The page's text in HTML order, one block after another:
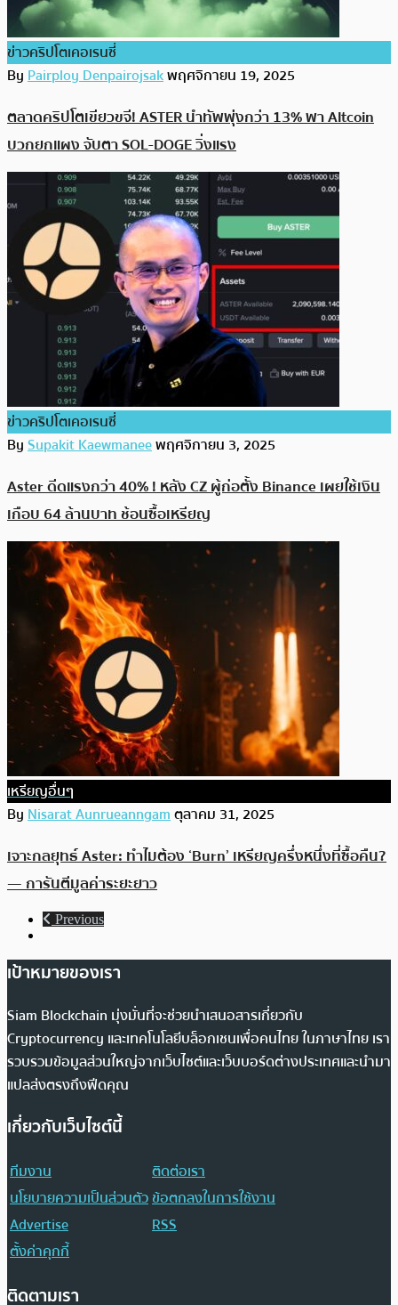
ข่าวคริปโตเคอเรนซี่
ByPairploy Denpairojsakพฤศจิกายน 19, 2025
ตลาดคริปโตเขียวขจี! ASTER นำทัพพุ่งกว่า 13% พา Altcoin
บวกยกแผง จับตา SOL-DOGE วิ่งแรง
ข่าวคริปโตเคอเรนซี่
BySupakit Kaewmaneeพฤศจิกายน 3, 2025
Aster ดีดแรงกว่า 40% ! หลัง CZ ผู้ก่อตั้ง Binance เผยใช้เงิน
เกือบ 64 ล้านบาท ช้อนซื้อเหรียญ
เหรียญอื่นๆ
ByNisarat Aunrueanngamตุลาคม 31, 2025
เจาะกลยุทธ์ Aster: ทำไมต้อง ‘Burn’ เหรียญครึ่งหนึ่งที่ซื้อคืน?
— การันตีมูลค่าระยะยาว
Previous
เป้าหมายของเรา
Siam Blockchain มุ่งมั่นที่จะช่วยนำเสนอสารเกี่ยวกับ
Cryptocurrency และเทคโนโลยีบล็อกเชนเพื่อคนไทย ในภาษาไทย เรา
รวบรวมข้อมูลส่วนใหญ่จากเว็บไซต์และเว็บบอร์ดต่างประเทศและนำมา
แปลส่งตรงถึงฟีดคุณ
เกี่ยวกับเว็บไซต์นี้
ทีมงาน
ติดต่อเรา
นโยบายความเป็นส่วนตัวข้อตกลงในการใช้งาน
Advertise
RSS
ตั้งค่าคุกกี้
ติดตามเรา